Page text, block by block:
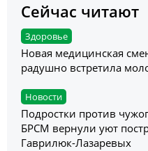
Сейчас читают
Здоровье
Новая медицинская
радушно встретила
Новости
Подростки против
БРСМ вернули уют
Гаврилюк-Лазаревых